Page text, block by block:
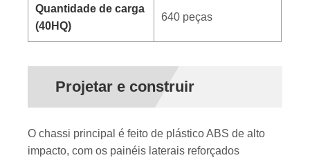
Quantidade de carga
(40HQ)
640 peças
Projetar e construir
O chassi principal é feito de plástico ABS de alto
impacto, com os painéis laterais reforçados